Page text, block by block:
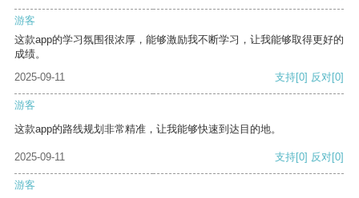
游客
这款app的学习氛围很浓厚，能够激励我不断学习，让我能够取得更好的
成绩。
2025-09-11
支持[0] 反对[0]
游客
这款app的路线规划非常精准，让我能够快速到达目的地。
2025-09-11 支持[0] 反对[0]
游客